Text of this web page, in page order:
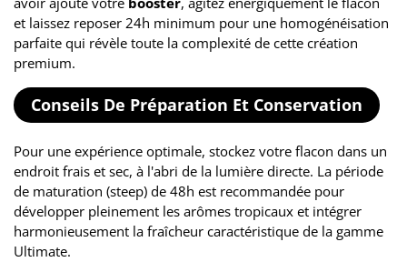
et laissez reposer 24h minimum pour une homogénéisation
parfaite qui révèle toute la complexité de cette création
premium.
Conseils De Préparation Et Conservation
Pour une expérience optimale, stockez votre flacon dans un
endroit frais et sec, à l'abri de la lumière directe. La période
de maturation (steep) de 48h est recommandée pour
développer pleinement les arômes tropicaux et intégrer
harmonieusement la fraîcheur caractéristique de la gamme
Ultimate.